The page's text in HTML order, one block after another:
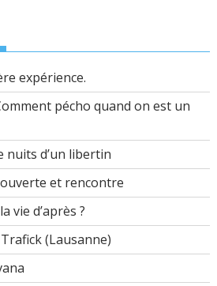
expérience.
pécho quand on est un
nuits d’un libertin
et rencontre
vie d’après ?
(Lausanne)